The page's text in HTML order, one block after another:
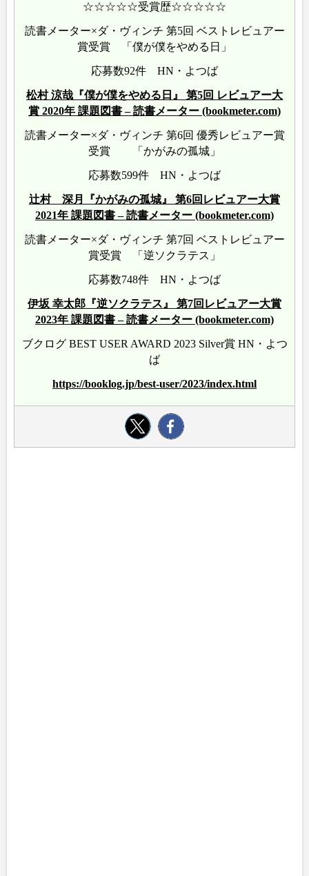
☆☆☆☆☆受賞歴☆☆☆☆☆
読書メーター×ダ・ヴィンチ 第5回 ベストレビュアー
賞受賞 「僕が僕をやめる日」
応募数92件 HN・よつば
松村 涼哉『僕が僕をやめる日』 第5回 レビュアー大
賞 2020年 課題図書 – 読書メーター (bookmeter.com)
読書メーター×ダ・ヴィンチ 第6回 優秀レビュアー賞
受賞 「かがみの孤城」
応募数599件 HN・よつば
辻村 深月『かがみの孤城』 第6回レビュアー大賞
2021年 課題図書 – 読書メーター (bookmeter.com)
読書メーター×ダ・ヴィンチ 第7回 ベストレビュアー
賞受賞 「逆ソクラテス」
応募数748件 HN・よつば
伊坂 幸太郎『逆ソクラテス』 第7回レビュアー大賞
2023年 課題図書 – 読書メーター (bookmeter.com)
ブクログ BEST USER AWARD 2023 Silver賞 HN・よつ
ば
https://booklog.jp/best-user/2023/index.html